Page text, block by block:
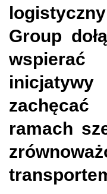
Group
inicjatywy
ramach